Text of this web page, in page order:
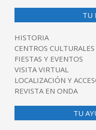
TU
HISTORIA
CENTROS CULTURALES
FIESTAS Y EVENTOS
VISITA VIRTUAL
LOCALIZACIÓN Y
REVISTA EN ONDA
TU